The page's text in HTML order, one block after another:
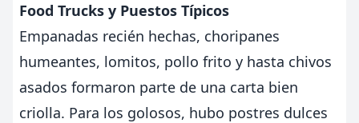
Food Trucks y Puestos Típicos
Empanadas recién hechas, choripanes
humeantes, lomitos, pollo frito y hasta chivos
asados formaron parte de una carta bien
criolla. Para los golosos, hubo postres dulces